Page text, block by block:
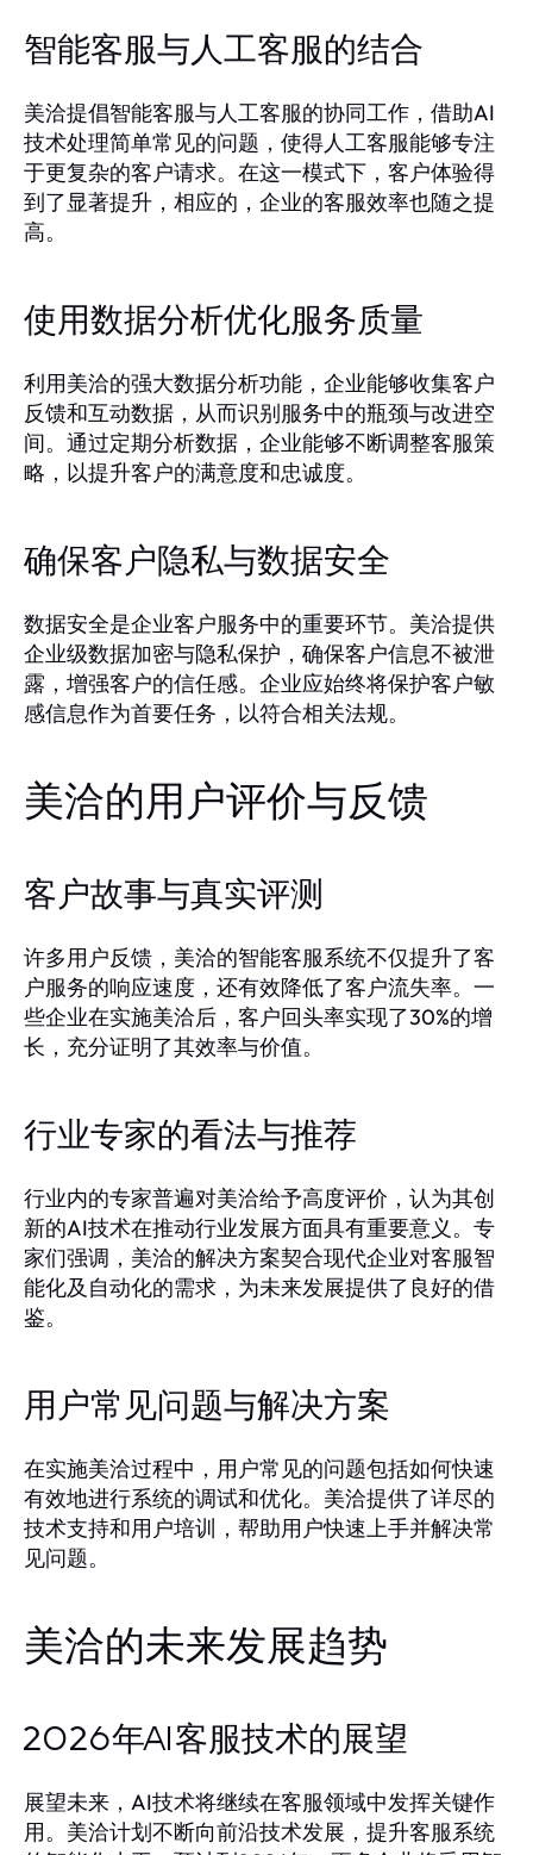
智能客服与人工客服的结合
美洽提倡智能客服与人工客服的协同工作，借助AI
技术处理简单常见的问题，使得人工客服能够专注
于更复杂的客户请求。在这一模式下，客户体验得
到了显著提升，相应的，企业的客服效率也随之提
高。
使用数据分析优化服务质量
利用美洽的强大数据分析功能，企业能够收集客户
反馈和互动数据，从而识别服务中的瓶颈与改进空
间。通过定期分析数据，企业能够不断调整客服策
略，以提升客户的满意度和忠诚度。
确保客户隐私与数据安全
数据安全是企业客户服务中的重要环节。美洽提供
企业级数据加密与隐私保护，确保客户信息不被泄
露，增强客户的信任感。企业应始终将保护客户敏
感信息作为首要任务，以符合相关法规。
美洽的用户评价与反馈
客户故事与真实评测
许多用户反馈，美洽的智能客服系统不仅提升了客
户服务的响应速度，还有效降低了客户流失率。一
些企业在实施美洽后，客户回头率实现了30%的增
长，充分证明了其效率与价值。
行业专家的看法与推荐
行业内的专家普遍对美洽给予高度评价，认为其创
新的AI技术在推动行业发展方面具有重要意义。专
家们强调，美洽的解决方案契合现代企业对客服智
能化及自动化的需求，为未来发展提供了良好的借
鉴。
用户常见问题与解决方案
在实施美洽过程中，用户常见的问题包括如何快速
有效地进行系统的调试和优化。美洽提供了详尽的
技术支持和用户培训，帮助用户快速上手并解决常
见问题。
美洽的未来发展趋势
2026年AI客服技术的展望
展望未来，AI技术将继续在客服领域中发挥关键作
用。美洽计划不断向前沿技术发展，提升客服系统